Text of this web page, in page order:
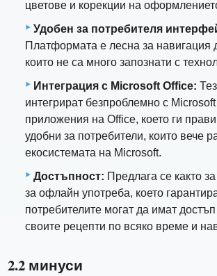
цветове и корекции на
Удобен за потребителя
Платформата е лесна за навигация
които не са много запознати с
Интеграция с Microsoft Office:
интегрират безпроблемно с
приложения на Office, което ги
удобни за потребители, които вече
екосистемата на Microsoft.
Достъпност: Предлага се както
за офлайн употреба, което
потребителите могат да имат
своите рецепти по всяко време и
2.2 минуси